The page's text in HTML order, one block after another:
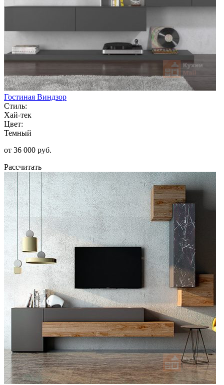
Гостиная Виндзор
Стиль:
Хай-тек
Цвет:
Темный
от 36 000 руб.
Рассчитать